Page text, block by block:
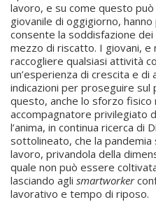
lavoro, e su come questo
giovanile di oggigiorno,
consente la soddisfazione
mezzo di riscatto. I giovani,
raccogliere qualsiasi attività
un’esperienza di crescita e
indicazioni per proseguire
questo, anche lo sforzo fisico
accompagnatore privilegiato
l’anima, in continua ricerca di
sottolineato, che la
lavoro, privandola della
quale non può essere
lasciando agli smartworker
lavorativo e tempo di riposo.